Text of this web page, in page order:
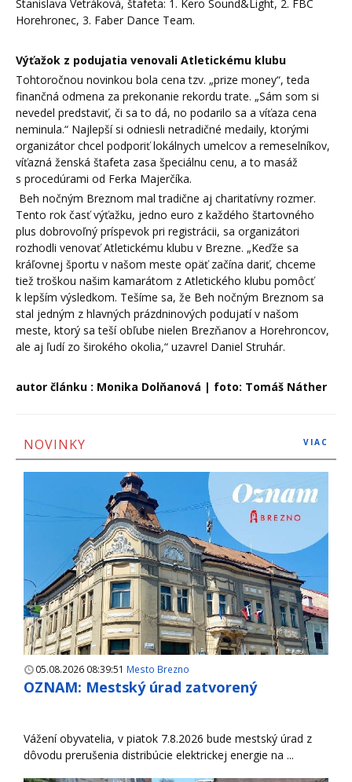
Stanislava Vetráková, štafeta: 1. Kero Sound&Light, 2. FBC
Horehronec, 3. Faber Dance Team.
Výťažok z podujatia venovali Atletickému klubu
Tohtoročnou novinkou bola cena tzv. „prize money“, teda
finančná odmena za prekonanie rekordu trate. „Sám som si
nevedel predstaviť, či sa to dá, no podarilo sa a víťaza cena
neminula.“ Najlepší si odniesli netradičné medaily, ktorými
organizátor chcel podporiť lokálnych umelcov a remeselníkov,
víťazná ženská štafeta zasa špeciálnu cenu, a to masáž
s procedúrami od Ferka Majerčíka.
Beh nočným Breznom mal tradične aj charitatívny rozmer.
Tento rok časť výťažku, jedno euro z každého štartovného
plus dobrovoľný príspevok pri registrácii, sa organizátori
rozhodli venovať Atletickému klubu v Brezne. „Keďže sa
kráľovnej športu v našom meste opäť začína dariť, chceme
tiež troškou našim kamarátom z Atletického klubu pomôcť
k lepším výsledkom. Tešíme sa, že Beh nočným Breznom sa
stal jedným z hlavných prázdninových podujatí v našom
meste, ktorý sa teší obľube nielen Brezňanov a Horehroncov,
ale aj ľudí zo širokého okolia,“ uzavrel Daniel Struhár.
autor článku : Monika Dolňanová | foto: Tomáš Náther
NOVINKY VIAC
05.08.2026 08:39:51 Mesto Brezno
OZNAM: Mestský úrad zatvorený
Vážení obyvatelia, v piatok 7.8.2026 bude mestský úrad z
dôvodu prerušenia distribúcie elektrickej energie na ...